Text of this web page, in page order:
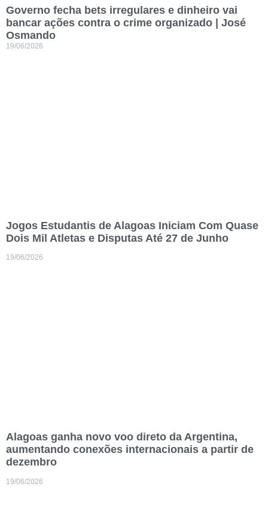
Governo fecha bets irregulares e dinheiro vai
bancar ações contra o crime organizado | José
Osmando
19/06/2026
Jogos Estudantis de Alagoas Iniciam Com Quase
Dois Mil Atletas e Disputas Até 27 de Junho
19/06/2026
Alagoas ganha novo voo direto da Argentina,
aumentando conexões internacionais a partir de
dezembro
19/06/2026